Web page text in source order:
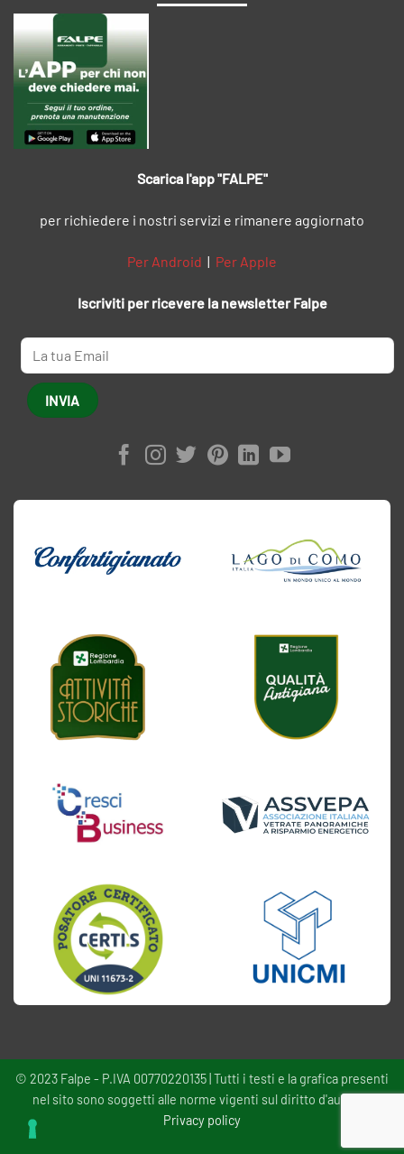
Scarica l'app "FALPE"
per richiedere i nostri servizi e rimanere aggiornato
Per Android | Per Apple
Iscriviti per ricevere la newsletter Falpe
© 2023 Falpe - P.IVA 00770220135 | Tutti i testi e la grafica presenti
nel sito sono soggetti alle norme vigenti sul diritto d'autore -
Privacy policy